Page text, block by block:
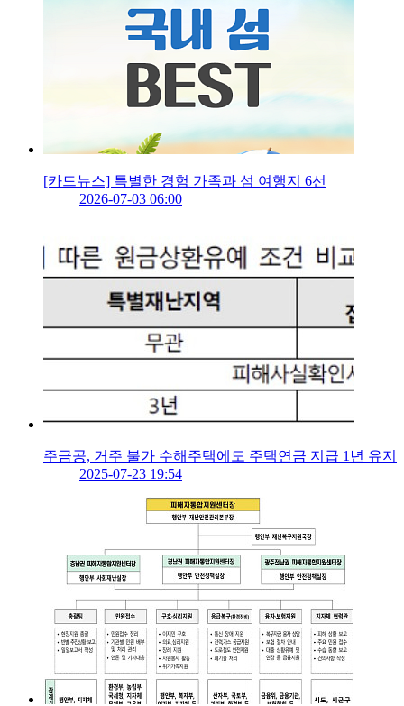
[카드뉴스] 특별한 경험 가족과 섬 여행지 6선
2026-07-03 06:00
주금공, 거주 불가 수해주택에도 주택연금 지급 1년 유지
2025-07-23 19:54